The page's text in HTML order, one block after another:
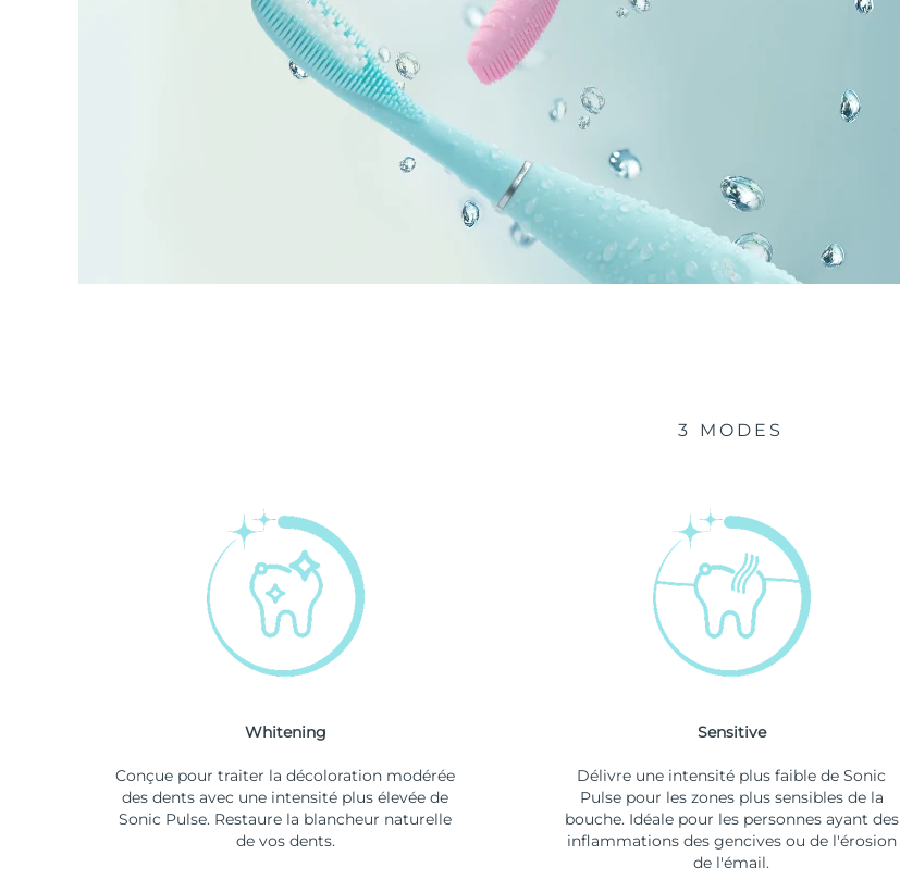
3 MODES
Whitening
Conçue pour traiter la décoloration modérée
des dents avec une intensité plus élevée de
Sonic Pulse. Restaure la blancheur naturelle
de vos dents.
Sensitive
Délivre une intensité plus faible de Sonic
Pulse pour les zones plus sensibles de la
bouche. Idéale pour les personnes ayant des
inflammations des gencives ou de l'érosion
de l'émail.